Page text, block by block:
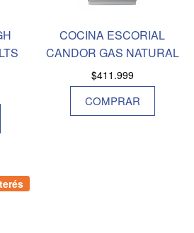
COCINA ESCORIAL
CANDOR GAS NATURAL
$411.999
COMPRAR